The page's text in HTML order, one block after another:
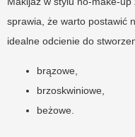
sprawia, że warto postawić
idealne odcienie do
brązowe,
brzoskwiniowe,
beżowe.